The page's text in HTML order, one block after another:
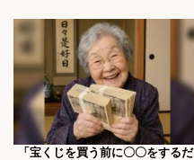
「宝くじを買う前に〇〇をするだ